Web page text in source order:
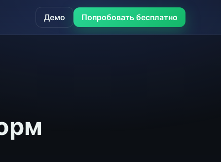
Демо Попробовать бесплатно